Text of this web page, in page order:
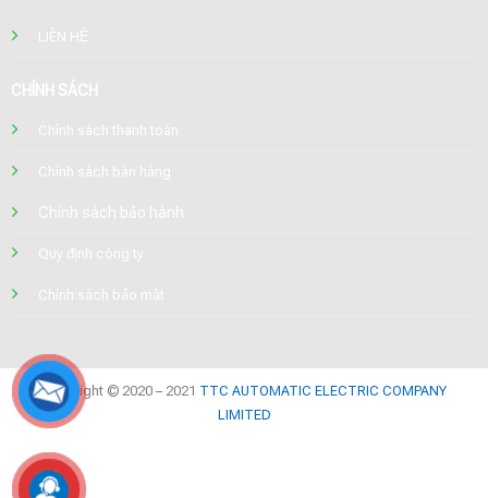
LIÊN HỆ
CHÍNH SÁCH
Chính sách thanh toán
Chính sách bán hàng
Chính sách bảo hành
Quy định công ty
Chính sách bảo mật
Copyright © 2020 – 2021 TTC AUTOMATIC ELECTRIC COMPANY
LIMITED